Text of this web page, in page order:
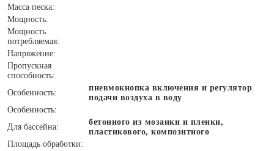
Масса песка:
Мощность:
Мощность
потребляемая:
Напряжение:
Пропускная
способность:
Особенность:
пневмокнопка включения и регулятор
подачи воздуха в воду
Особенность:
Для бассейна:
бетонного из мозаики и пленки,
пластикового, композитного
Площадь обработки: